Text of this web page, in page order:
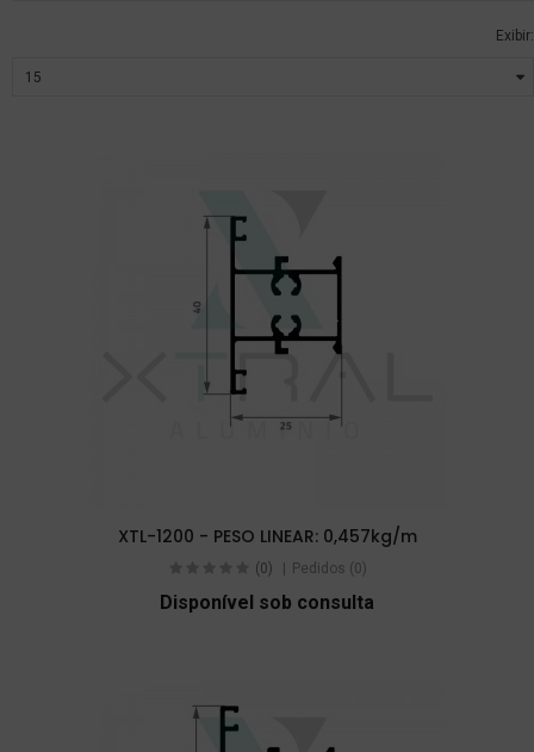
Exibir:
XTL-1200 - PESO LINEAR: 0,457kg/m
(0) Pedidos (0)
Disponível sob consulta